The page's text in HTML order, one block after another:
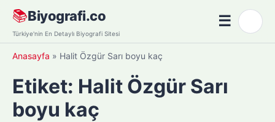
Skip
content
📚Biyografi.co
Türkiye'nin En Detaylı Biyografi Sitesi
☰Menü
Anasayfa » Halit Özgür Sarı boyu kaç
Etiket: Halit Özgür Sarı
boyu kaç